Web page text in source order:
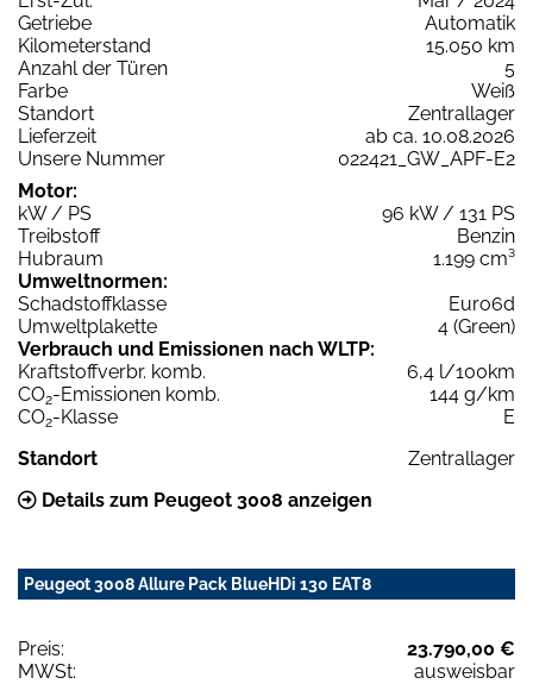
Getriebe
Automatik
Kilometerstand
15.050 km
Anzahl der Türen
5
Farbe
Weiß
Standort
Zentrallager
Lieferzeit
ab ca. 10.08.2026
Unsere Nummer
022421_GW_APF-E2
Motor:
kW / PS
96 kW / 131 PS
Treibstoff
Benzin
Hubraum
1.199 cm³
Umweltnormen:
Schadstoffklasse
Euro6d
Umweltplakette
4 (Green)
Verbrauch und Emissionen nach WLTP:
Kraftstoffverbr. komb.
6,4 l/100km
CO2-Emissionen komb.
144 g/km
CO2-Klasse
E
Standort
Zentrallager
Details zum Peugeot 3008 anzeigen
Peugeot 3008 Allure Pack BlueHDi 130 EAT8
Preis:
23.790,00 €
MWSt:
ausweisbar